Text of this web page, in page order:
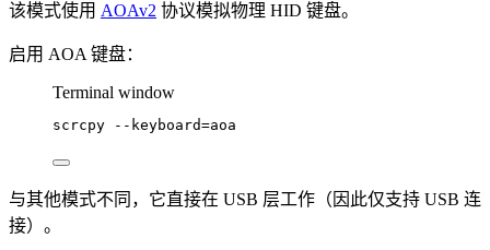
该模式使用 AOAv2 协议模拟物理 HID 键盘。
启用 AOA 键盘：
Terminal window
scrcpy --keyboard=aoa
与其他模式不同，它直接在 USB 层工作（因此仅支持 USB 连
接）。